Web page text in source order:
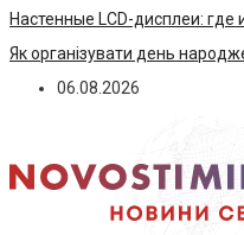
Настенные LCD-дисплеи:
Як організувати день
06.08.2026